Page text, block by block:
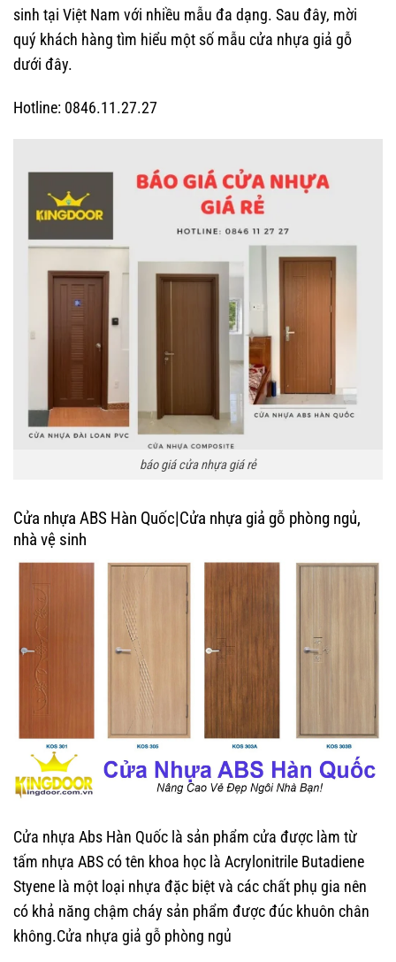
sinh tại Việt Nam với nhiều mẫu đa dạng. Sau đây, mời
quý khách hàng tìm hiểu một số mẫu cửa nhựa giả gỗ
dưới đây.
Hotline: 0846.11.27.27
báo giá cửa nhựa giá rẻ
Cửa nhựa ABS Hàn Quốc|Cửa nhựa giả gỗ phòng ngủ,
nhà vệ sinh
Cửa nhựa Abs Hàn Quốc là sản phẩm cửa được làm từ
tấm nhựa ABS có tên khoa học là Acrylonitrile Butadiene
Styene là một loại nhựa đặc biệt và các chất phụ gia nên
có khả năng chậm cháy sản phẩm được đúc khuôn chân
không.Cửa nhựa giả gỗ phòng ngủ